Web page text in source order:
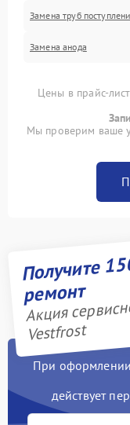
Замена труб
Замена анода
Цены в прайс-
Мы проверим ваше
Получите
ремонт
Акция
Vestfrost
При оформлении
действует